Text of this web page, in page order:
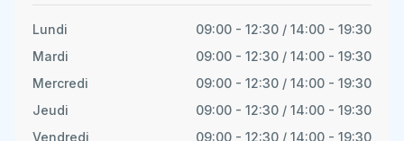
Lundi
09:00 - 12:30 / 14:00 - 19:30
Mardi
09:00 - 12:30 / 14:00 - 19:30
Mercredi
09:00 - 12:30 / 14:00 - 19:30
Jeudi
09:00 - 12:30 / 14:00 - 19:30
Vendredi
09:00 - 12:30 / 14:00 - 19:30